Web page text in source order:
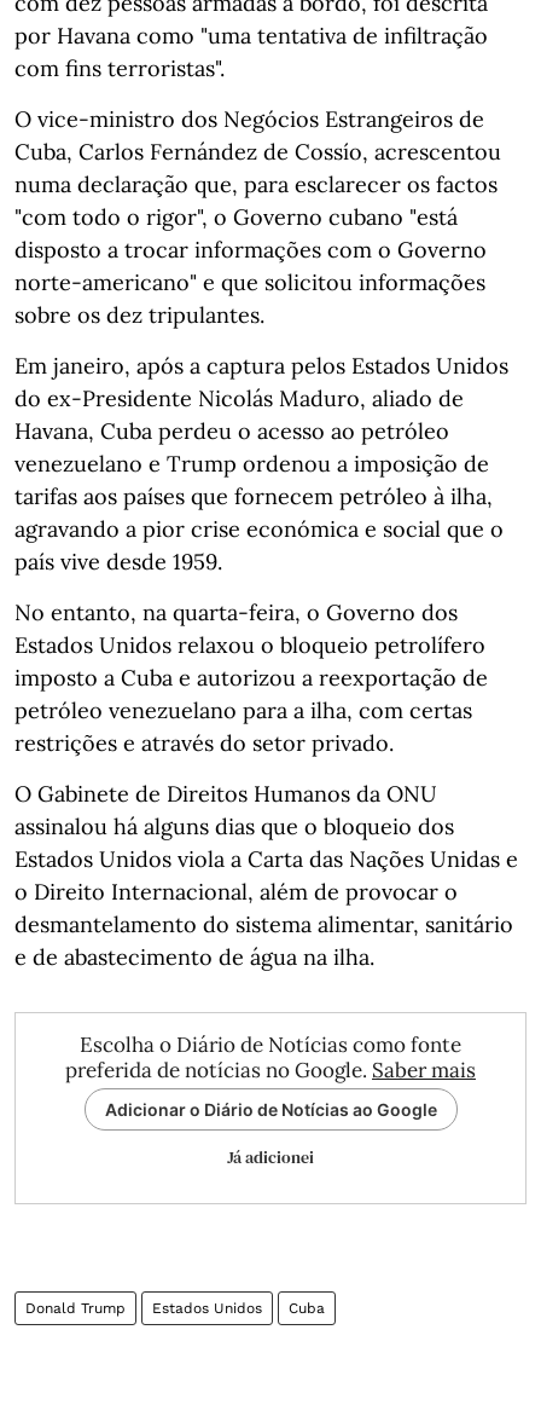
por Havana como "uma tentativa de infiltração
com fins terroristas".
O vice-ministro dos Negócios Estrangeiros de
Cuba, Carlos Fernández de Cossío, acrescentou
numa declaração que, para esclarecer os factos
"com todo o rigor", o Governo cubano "está
disposto a trocar informações com o Governo
norte-americano" e que solicitou informações
sobre os dez tripulantes.
Em janeiro, após a captura pelos Estados Unidos
do ex-Presidente Nicolás Maduro, aliado de
Havana, Cuba perdeu o acesso ao petróleo
venezuelano e Trump ordenou a imposição de
tarifas aos países que fornecem petróleo à ilha,
agravando a pior crise económica e social que o
país vive desde 1959.
No entanto, na quarta-feira, o Governo dos
Estados Unidos relaxou o bloqueio petrolífero
imposto a Cuba e autorizou a reexportação de
petróleo venezuelano para a ilha, com certas
restrições e através do setor privado.
O Gabinete de Direitos Humanos da ONU
assinalou há alguns dias que o bloqueio dos
Estados Unidos viola a Carta das Nações Unidas e
o Direito Internacional, além de provocar o
desmantelamento do sistema alimentar, sanitário
e de abastecimento de água na ilha.
Escolha o Diário de Notícias como fonte
preferida de notícias no Google. Saber mais
Adicionar o Diário de Notícias ao Google
Já adicionei
Donald Trump Estados Unidos Cuba